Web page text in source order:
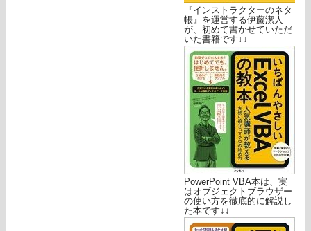
『インストラクターのネタ
帳』を運営する伊藤潔人
が、初めて書かせていただ
いた書籍です↓↓
PowerPoint VBA本は、実
はオブジェクトブラウザー
の使い方を徹底的に解説し
た本です↓↓